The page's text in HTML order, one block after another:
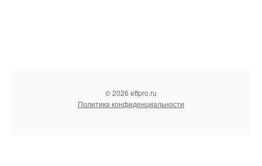
© 2026 eftpro.ru
Политика конфиденциальности